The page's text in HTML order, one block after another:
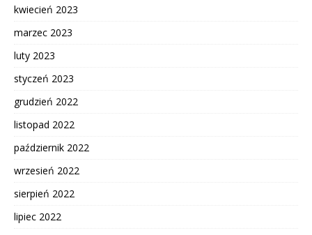
kwiecień 2023
marzec 2023
luty 2023
styczeń 2023
grudzień 2022
listopad 2022
październik 2022
wrzesień 2022
sierpień 2022
lipiec 2022